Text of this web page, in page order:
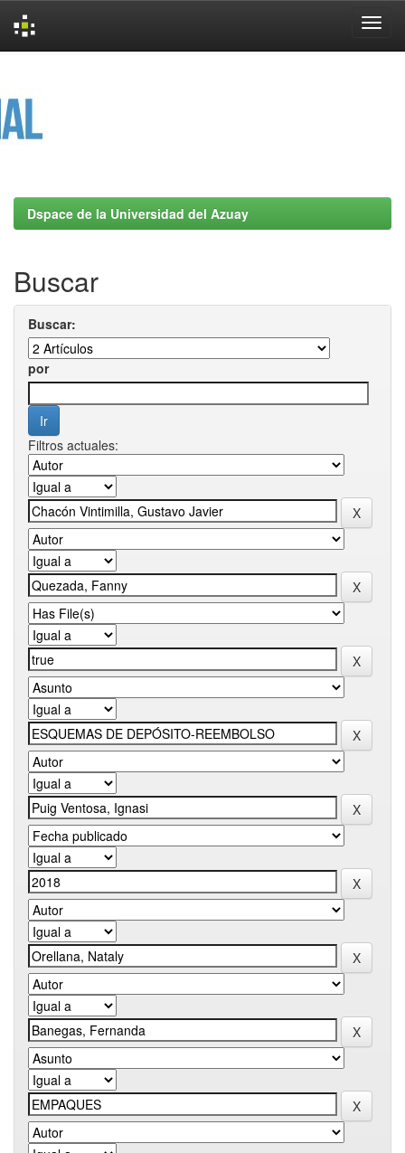
Dspace de la Universidad del Azuay
Buscar
Buscar:
por
Filtros actuales: